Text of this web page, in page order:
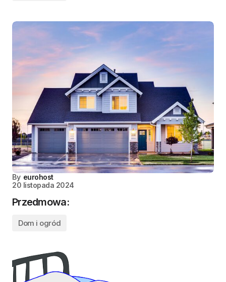
By eurohost
20 listopada 2024
Przedmowa:
Dom i ogród